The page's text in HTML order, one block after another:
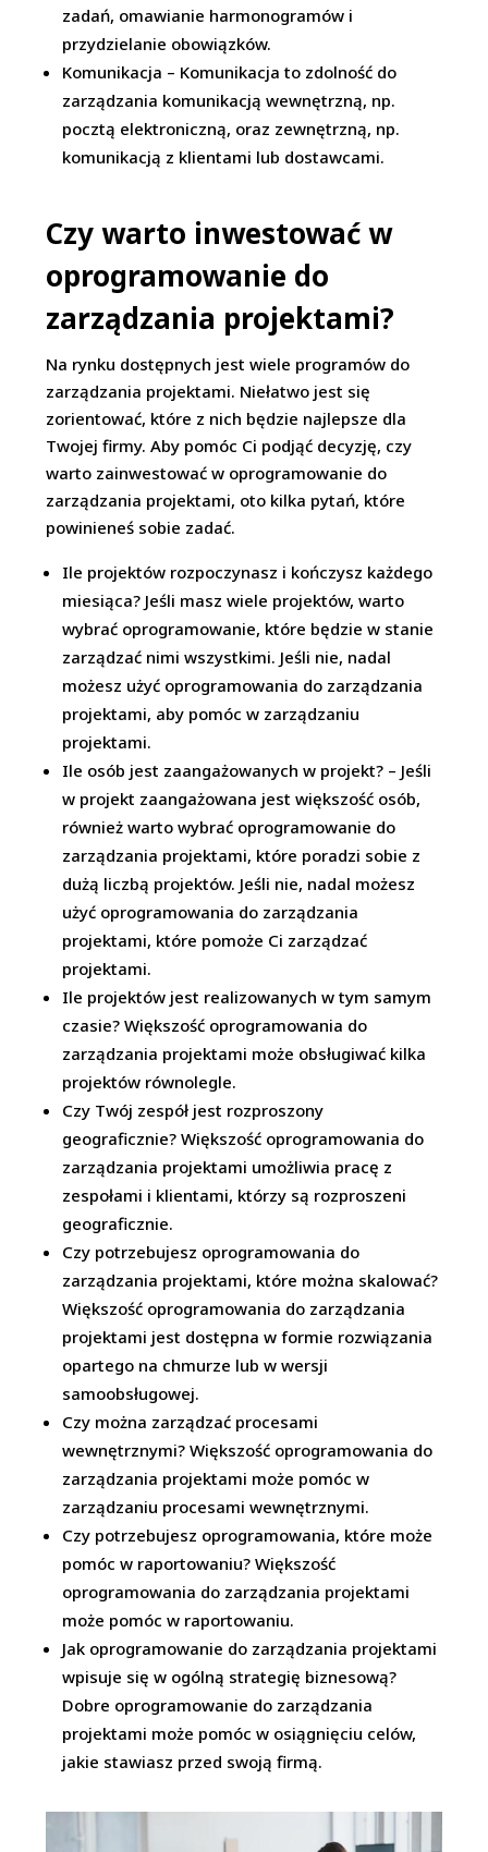
zadań, omawianie harmonogramów i
przydzielanie obowiązków.
Komunikacja – Komunikacja to zdolność do
zarządzania komunikacją wewnętrzną, np.
pocztą elektroniczną, oraz zewnętrzną, np.
komunikacją z klientami lub dostawcami.
Czy warto inwestować w
oprogramowanie do
zarządzania projektami?
Na rynku dostępnych jest wiele programów do
zarządzania projektami. Niełatwo jest się
zorientować, które z nich będzie najlepsze dla
Twojej firmy. Aby pomóc Ci podjąć decyzję, czy
warto zainwestować w oprogramowanie do
zarządzania projektami, oto kilka pytań, które
powinieneś sobie zadać.
Ile projektów rozpoczynasz i kończysz każdego
miesiąca? Jeśli masz wiele projektów, warto
wybrać oprogramowanie, które będzie w stanie
zarządzać nimi wszystkimi. Jeśli nie, nadal
możesz użyć oprogramowania do zarządzania
projektami, aby pomóc w zarządzaniu
projektami.
Ile osób jest zaangażowanych w projekt? – Jeśli
w projekt zaangażowana jest większość osób,
również warto wybrać oprogramowanie do
zarządzania projektami, które poradzi sobie z
dużą liczbą projektów. Jeśli nie, nadal możesz
użyć oprogramowania do zarządzania
projektami, które pomoże Ci zarządzać
projektami.
Ile projektów jest realizowanych w tym samym
czasie? Większość oprogramowania do
zarządzania projektami może obsługiwać kilka
projektów równolegle.
Czy Twój zespół jest rozproszony
geograficznie? Większość oprogramowania do
zarządzania projektami umożliwia pracę z
zespołami i klientami, którzy są rozproszeni
geograficznie.
Czy potrzebujesz oprogramowania do
zarządzania projektami, które można skalować?
Większość oprogramowania do zarządzania
projektami jest dostępna w formie rozwiązania
opartego na chmurze lub w wersji
samoobsługowej.
Czy można zarządzać procesami
wewnętrznymi? Większość oprogramowania do
zarządzania projektami może pomóc w
zarządzaniu procesami wewnętrznymi.
Czy potrzebujesz oprogramowania, które może
pomóc w raportowaniu? Większość
oprogramowania do zarządzania projektami
może pomóc w raportowaniu.
Jak oprogramowanie do zarządzania projektami
wpisuje się w ogólną strategię biznesową?
Dobre oprogramowanie do zarządzania
projektami może pomóc w osiągnięciu celów,
jakie stawiasz przed swoją firmą.